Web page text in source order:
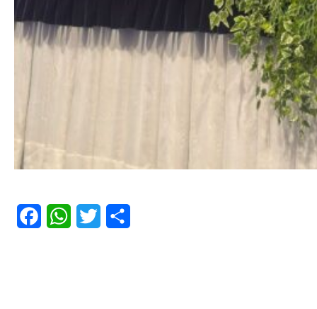
FacebookWhatsApp
Twitter